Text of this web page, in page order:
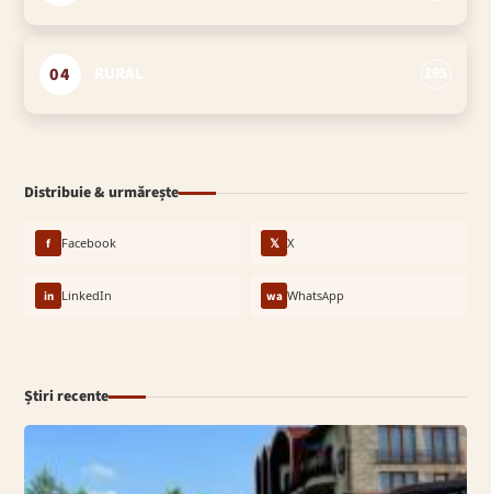
04
Distribuie & urmărește
f Facebook 𝕏 X
in LinkedIn wa WhatsApp
Știri recente